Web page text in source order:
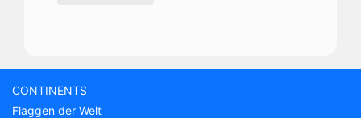
CONTINENTS
Flaggen der Welt